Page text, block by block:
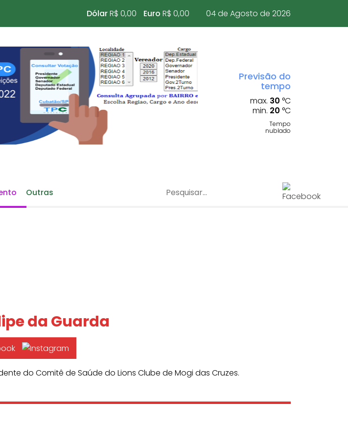
DólarR$ 0,00 Euro R$ 0,00 04 de Agosto de 2026
Previsão do
tempo
max. 30 °C
min. 20 °C
Tempo
nublado
Outras
da Guarda
do Comitê de Saúde do Lions Clube de Mogi das Cruzes.